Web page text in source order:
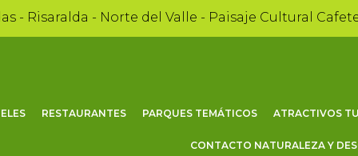
- Risaralda - Norte del Valle - Paisaje Cultural
RESTAURANTES PARQUES TEMÁTICOS ATRACTIVOS
CONTACTO NATURALEZA Y